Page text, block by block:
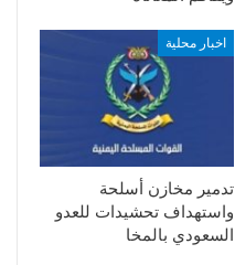
اخبار محلية
تدمير مخازن أسلحة
واستهداف تحشيدات للعدو
السعودي بالمخا